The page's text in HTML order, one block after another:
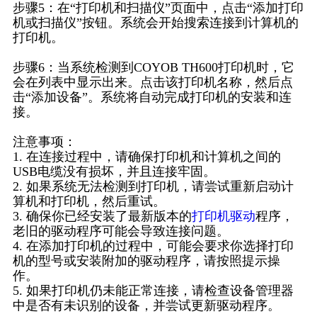
步骤5：在“打印机和扫描仪”页面中，点击“添加打印
机或扫描仪”按钮。系统会开始搜索连接到计算机的
打印机。
步骤6：当系统检测到COYOB TH600打印机时，它
会在列表中显示出来。点击该打印机名称，然后点
击“添加设备”。系统将自动完成打印机的安装和连
接。
注意事项：
1. 在连接过程中，请确保打印机和计算机之间的
USB电缆没有损坏，并且连接牢固。
2. 如果系统无法检测到打印机，请尝试重新启动计
算机和打印机，然后重试。
3. 确保你已经安装了最新版本的打印机驱动程序，
老旧的驱动程序可能会导致连接问题。
4. 在添加打印机的过程中，可能会要求你选择打印
机的型号或安装附加的驱动程序，请按照提示操
作。
5. 如果打印机仍未能正常连接，请检查设备管理器
中是否有未识别的设备，并尝试更新驱动程序。